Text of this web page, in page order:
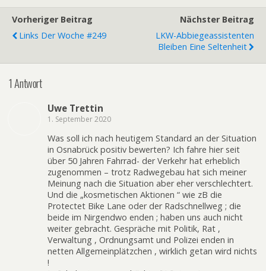
Vorheriger Beitrag
Links Der Woche #249
Nächster Beitrag
LKW-Abbiegeassistenten
Bleiben Eine Seltenheit
1 Antwort
Uwe Trettin
1. September 2020
Was soll ich nach heutigem Standard an der Situation
in Osnabrück positiv bewerten? Ich fahre hier seit
über 50 Jahren Fahrrad- der Verkehr hat erheblich
zugenommen – trotz Radwegebau hat sich meiner
Meinung nach die Situation aber eher verschlechtert.
Und die „kosmetischen Aktionen “ wie zB die
Protectet Bike Lane oder der Radschnellweg ; die
beide im Nirgendwo enden ; haben uns auch nicht
weiter gebracht. Gespräche mit Politik, Rat ,
Verwaltung , Ordnungsamt und Polizei enden in
netten Allgemeinplätzchen , wirklich getan wird nichts
!